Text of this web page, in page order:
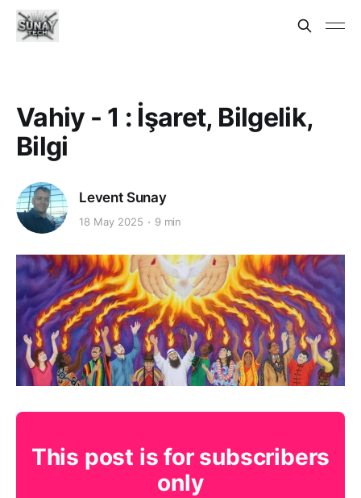
Vahiy - 1 : İşaret, Bilgelik,
Bilgi
Levent Sunay
18 May 2025 9 min
This post is for subscribers
only